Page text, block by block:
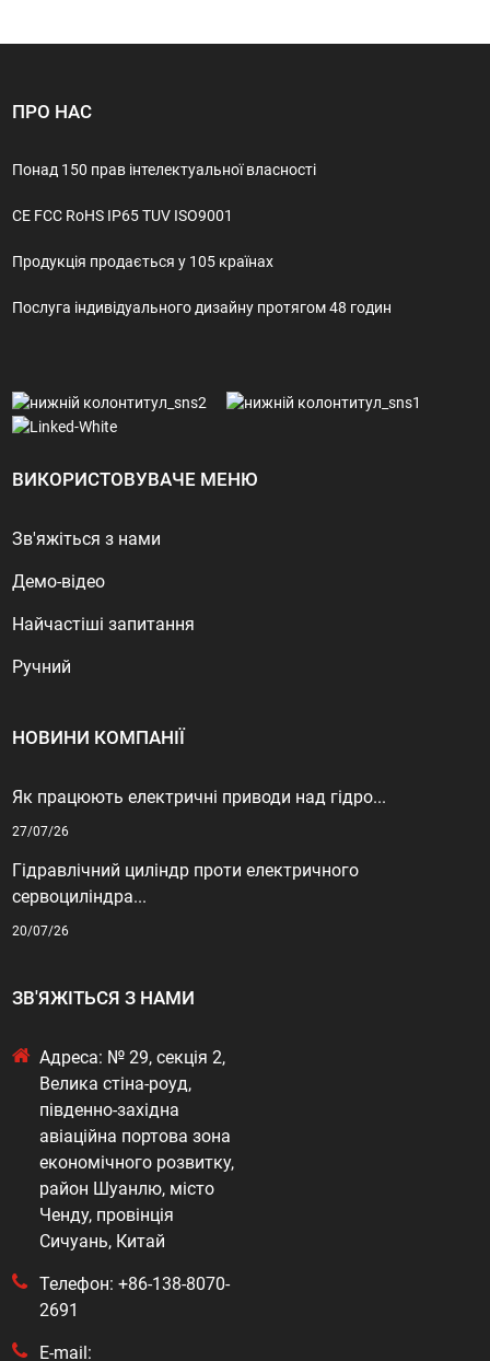
ПРО НАС
Понад 150 прав інтелектуальної власності
CE FCC RoHS IP65 TUV ISO9001
Продукція продається у 105 країнах
Послуга індивідуального дизайну протягом 48 годин
ВИКОРИСТОВУВАЧЕ МЕНЮ
Зв'яжіться з нами
Демо-відео
Найчастіші запитання
Ручний
НОВИНИ КОМПАНІЇ
Як працюють електричні приводи над гідро...
27/07/26
Гідравлічний циліндр проти електричного
сервоциліндра...
20/07/26
ЗВ'ЯЖІТЬСЯ З НАМИ
Адреса: № 29, секція 2,
Велика стіна-роуд,
південно-західна
авіаційна портова зона
економічного розвитку,
район Шуанлю, місто
Ченду, провінція
Сичуань, Китай
Телефон: +86-138-8070-
2691
E-mail: